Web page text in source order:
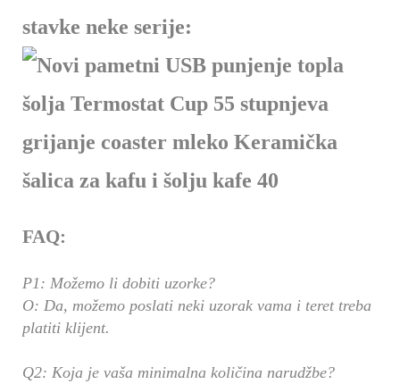
stavke neke serije:
FAQ:
P1: Možemo li dobiti uzorke?
O: Da, možemo poslati neki uzorak vama i teret treba
platiti klijent.
Q2: Koja je vaša minimalna količina narudžbe?